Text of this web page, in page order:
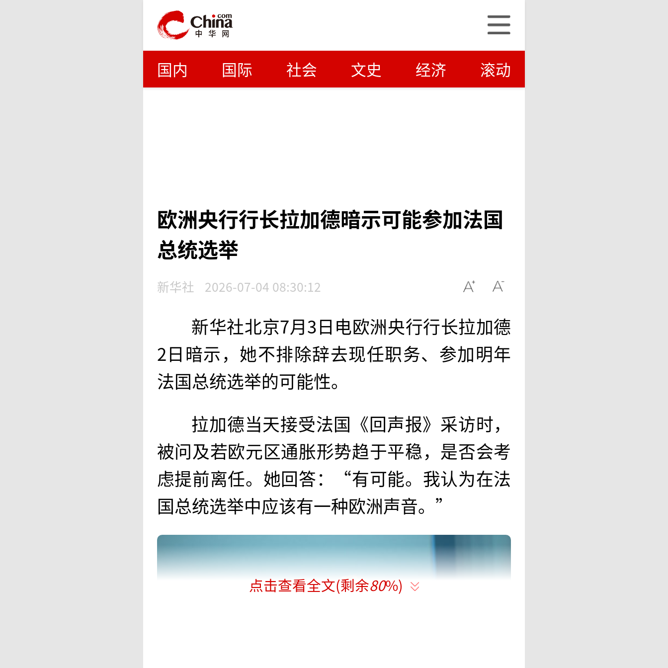
国内 国际 社会 文史 经济 滚动
欧洲央行行长拉加德暗示可能参加法国
总统选举
新华社 2026-07-04 08:30:12
新华社北京7月3日电欧洲央行行长拉加德
2日暗示，她不排除辞去现任职务、参加明年
法国总统选举的可能性。
拉加德当天接受法国《回声报》采访时，
被问及若欧元区通胀形势趋于平稳，是否会考
虑提前离任。她回答：“有可能。我认为在法
国总统选举中应该有一种欧洲声音。”
点击查看全文(剩余80%)